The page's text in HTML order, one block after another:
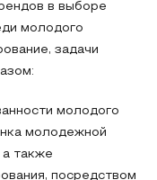
в выборе
молодого
задачи
молодого
молодежной
также
посредством